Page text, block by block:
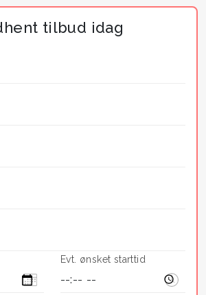
tilbud idag
Evt. ønsket starttid